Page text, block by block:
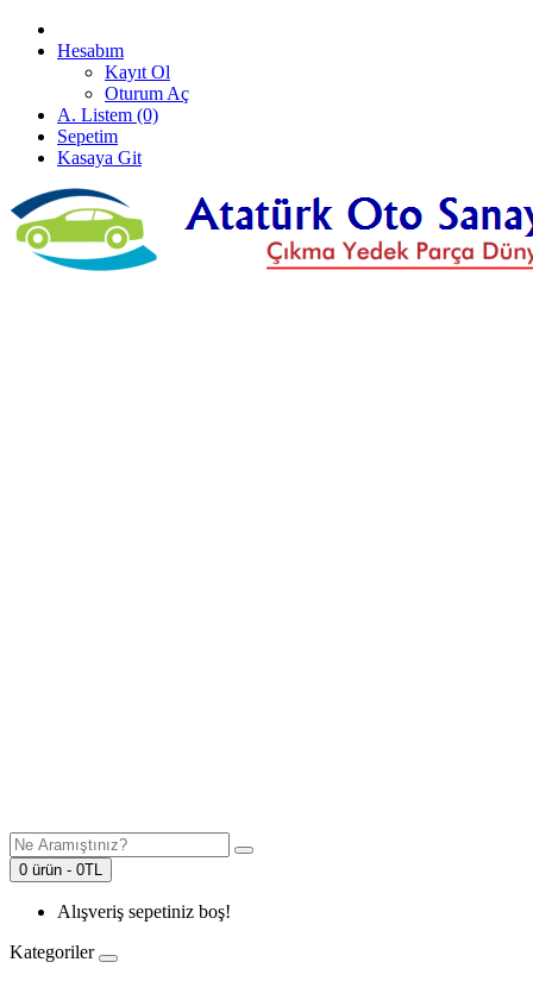
Hesabım
Kayıt Ol
Oturum Aç
A. Listem (0)
Sepetim
Kasaya Git
0 ürün - 0TL
Alışveriş sepetiniz boş!
Kategoriler